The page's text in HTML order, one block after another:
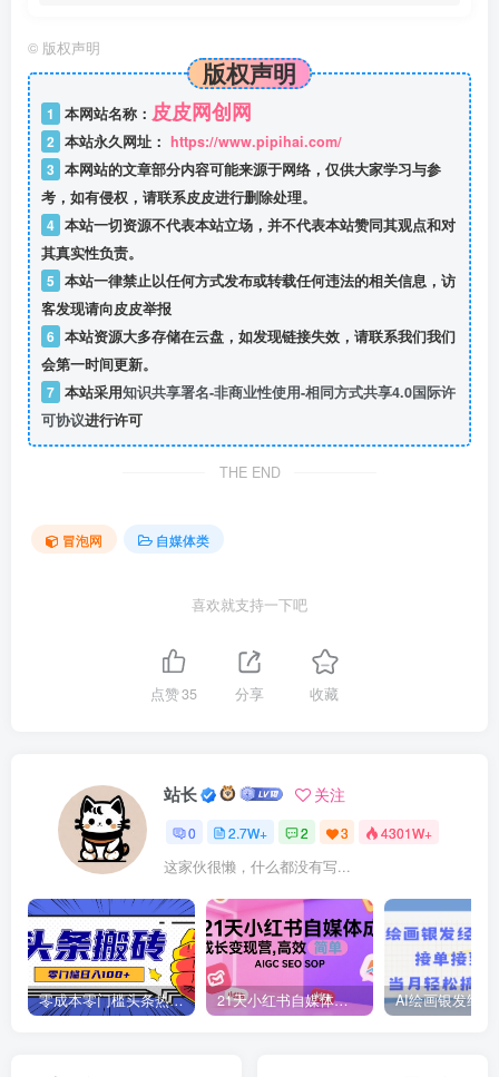
© 版权声明
版权声明
1 本网站名称： 皮皮网创网
2 本站永久网址： https://www.pipihai.com/
3 本网站的文章部分内容可能来源于网络，仅供大家学习与参
考，如有侵权，请联系皮皮进行删除处理。
4 本站一切资源不代表本站立场，并不代表本站赞同其观点和对
其真实性负责。
5 本站一律禁止以任何方式发布或转载任何违法的相关信息，访
客发现请向皮皮举报
6 本站资源大多存储在云盘，如发现链接失效，请联系我们我们
会第一时间更新。
7 本站采用知识共享署名-非商业性使用-相同方式共享4.0国际许
可协议进行许可
THE END
冒泡网 自媒体类
喜欢就支持一下吧
点赞35 分享 收藏
站长 关注
0 2.7W+ 2 3 4301W+
这家伙很懒，什么都没有写...
零成本零门槛头条热点搬运术，零门槛日入100+，工具+教程全部附上 21天小红书自媒体成长变现营，高效 简单 AIGC SEO SOP